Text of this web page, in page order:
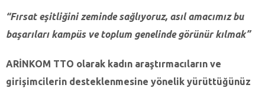
“Fırsat eşitliğini zeminde sağlıyoruz, asıl amacımız bu
başarıları kampüs ve toplum genelinde görünür kılmak”
ARİNKOM TTO olarak kadın araştırmacıların ve
girişimcilerin desteklenmesine yönelik yürüttüğünüz